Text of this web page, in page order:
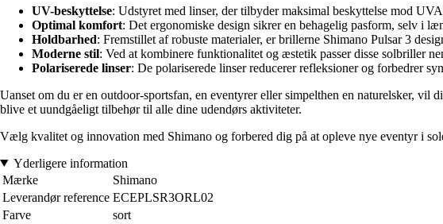
UV-beskyttelse: Udstyret med linser, der tilbyder maksimal beskyttelse mod
Optimal komfort: Det ergonomiske design sikrer en behagelig pasform, selv i
Holdbarhed: Fremstillet af robuste materialer, er brillerne Shimano Pulsar 3
Moderne stil: Ved at kombinere funktionalitet og æstetik passer disse solbriller
Polariserede linser: De polariserede linser reducerer refleksioner og forbedrer
Uanset om du er en outdoor-sportsfan, en eventyrer eller simpelthen en naturelsker,
blive et uundgåeligt tilbehør til alle dine udendørs aktiviteter.
Vælg kvalitet og innovation med Shimano og forbered dig på at opleve nye eventyr i
Yderligere information
Mærke
Shimano
Leverandør reference ECEPLSR3ORL02
Farve
sort